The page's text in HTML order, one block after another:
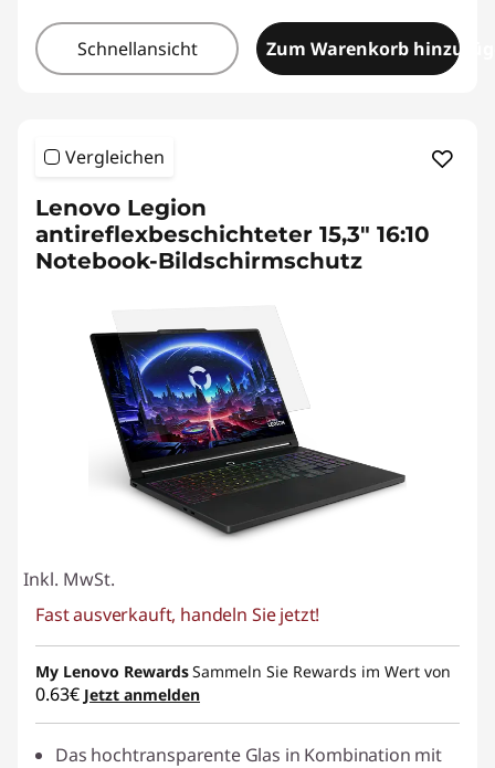
Schnellansicht Zum Warenkorb
Vergleichen
Lenovo Legion
antireflexbeschichteter 15,3" 16:10
Notebook-Bildschirmschutz
Inkl. MwSt.
Fast ausverkauft, handeln Sie jetzt!
My Lenovo RewardsSammeln Sie Rewards im Wert von
0.63€ Jetzt anmelden
Das hochtransparente Glas in Kombination mit